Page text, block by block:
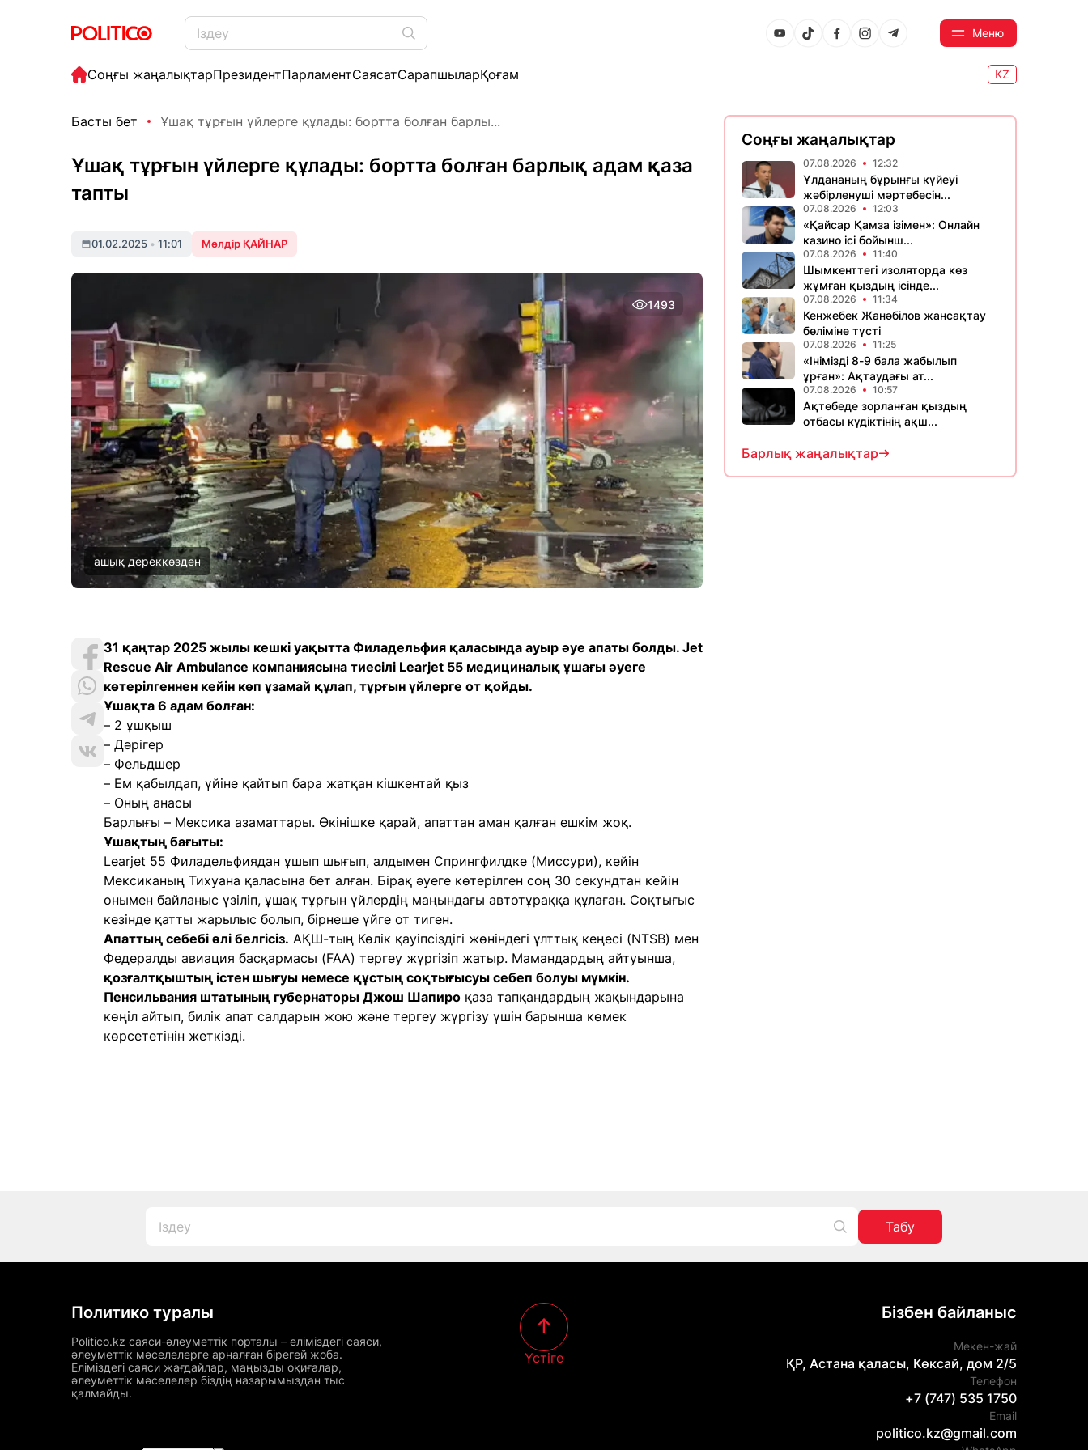
Меню
Соңғы жаңалықтарПрезидентПарламентСаясатСарапшыларҚоғам KZ
Басты бет Ұшақ тұрғын үйлерге құлады: бортта болған барлы...
Ұшақ тұрғын үйлерге құлады: бортта болған барлық адам қаза
тапты
01.02.2025 • 11:01 Мөлдір ҚАЙНАР
1493
ашық дереккөзден
31 қаңтар 2025 жылы кешкі уақытта Филадельфия қаласында ауыр әуе апаты болды. Jet
Rescue Air Ambulance компаниясына тиесілі Learjet 55 медициналық ұшағы әуеге
көтерілгеннен кейін көп ұзамай құлап, тұрғын үйлерге от қойды.
Ұшақта 6 адам болған:
– 2 ұшқыш
– Дәрігер
– Фельдшер
– Ем қабылдап, үйіне қайтып бара жатқан кішкентай қыз
– Оның анасы
Барлығы – Мексика азаматтары. Өкінішке қарай, апаттан аман қалған ешкім жоқ.
Ұшақтың бағыты:
Learjet 55 Филадельфиядан ұшып шығып, алдымен Спрингфилдке (Миссури), кейін
Мексиканың Тихуана қаласына бет алған. Бірақ әуеге көтерілген соң 30 секундтан кейін
онымен байланыс үзіліп, ұшақ тұрғын үйлердің маңындағы автотұраққа құлаған. Соқтығыс
кезінде қатты жарылыс болып, бірнеше үйге от тиген.
Апаттың себебі әлі белгісіз. АҚШ-тың Көлік қауіпсіздігі жөніндегі ұлттық кеңесі (NTSB) мен
Федералды авиация басқармасы (FAA) тергеу жүргізіп жатыр. Мамандардың айтуынша,
қозғалтқыштың істен шығуы немесе құстың соқтығысуы себеп болуы мүмкін.
Пенсильвания штатының губернаторы Джош Шапиро қаза тапқандардың жақындарына
көңіл айтып, билік апат салдарын жою және тергеу жүргізу үшін барынша көмек
көрсететінін жеткізді.
Соңғы жаңалықтар
07.08.2026 12:32
Ұлдананың бұрынғы күйеуі
жәбірленуші мәртебесін...
07.08.2026 12:03
«Қайсар Қамза ізімен»: Онлайн
казино ісі бойынш...
07.08.2026 11:40
Шымкенттегі изоляторда көз
жұмған қыздың ісінде...
07.08.2026 11:34
Кенжебек Жанәбілов жансақтау
бөліміне түсті
07.08.2026 11:25
«Інімізді 8-9 бала жабылып
ұрған»: Ақтаудағы ат...
07.08.2026 10:57
Ақтөбеде зорланған қыздың
отбасы күдіктінің ақш...
Барлық жаңалықтар
Табу
Политико туралы
Politico.kz саяси-әлеуметтік порталы – еліміздегі саяси,
әлеуметтік мәселелерге арналған бірегей жоба.
Еліміздегі саяси жағдайлар, маңызды оқиғалар,
әлеуметтік мәселелер біздің назарымыздан тыс
қалмайды.
Үстіге
Бізбен байланыс
Мекен-жай
ҚР, Астана қаласы, Көксай, дом 2/5
Телефон
+7 (747) 535 1750
Email
politico.kz@gmail.com